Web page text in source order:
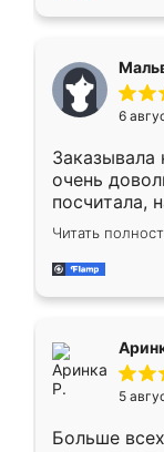
меньше,
Мне
мебели6
Заказывала
очень
посчитала,
Замерщик
делу со
за день,
Читать
5
Больше